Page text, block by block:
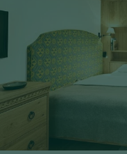
ZIMMER,
HOTEL
Welche Zimmer
Hochschober?
Welche Zimmer